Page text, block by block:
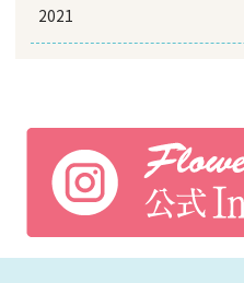
2021